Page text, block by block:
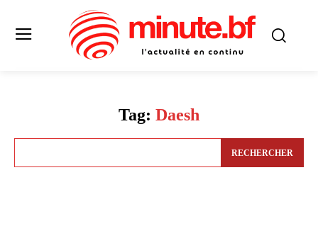
Tag: Daesh
RECHERCHER